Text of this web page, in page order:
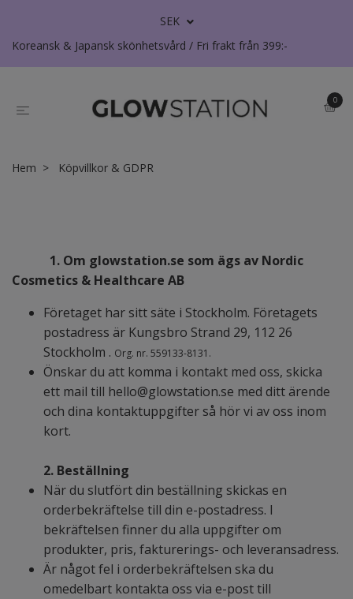
SEK
Koreansk & Japansk skönhetsvård / Fri frakt från 399:-
0
Hem Köpvillkor & GDPR
1. Om glowstation.se som ägs av Nordic
Cosmetics & Healthcare AB
Företaget har sitt säte i Stockholm. Företagets
postadress är Kungsbro Strand 29, 112 26
Stockholm . Org. nr. 559133-8131.
Önskar du att komma i kontakt med oss, skicka
ett mail till hello@glowstation.se med ditt ärende
och dina kontaktuppgifter så hör vi av oss inom
kort.
2. Beställning
När du slutfört din beställning skickas en
orderbekräftelse till din e-postadress. I
bekräftelsen finner du alla uppgifter om
produkter, pris, fakturerings- och leveransadress.
Är något fel i orderbekräftelsen ska du
omedelbart kontakta oss via e-post till